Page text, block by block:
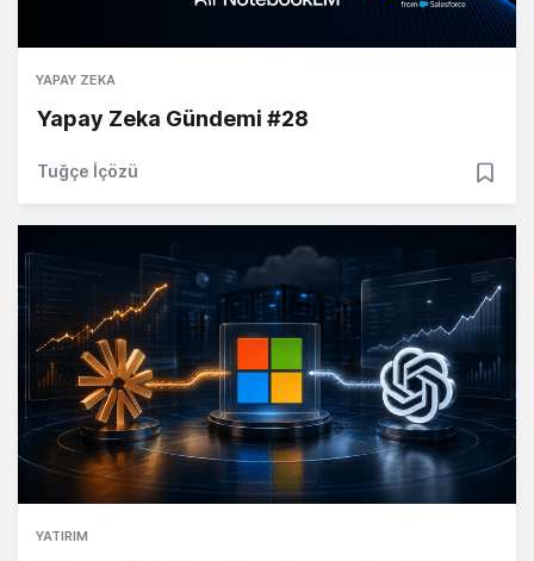
YAPAY ZEKA
Yapay Zeka Gündemi #28
Tuğçe İçözü
YATIRIM